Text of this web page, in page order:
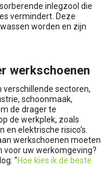
inlegzool die
vermindert. Deze
worden en zijn
werkschoenen
verschillende sectoren,
schoonmaak,
de drager te
de werkplek, zoals
elektrische risico's.
werkschoenen moeten
voor uw werkomgeving?
"Hoe kies ik de beste